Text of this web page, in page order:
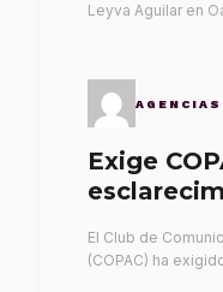
Leyva Aguilar en
AGENCIAS
Exige
El Club de
(COPAC) ha